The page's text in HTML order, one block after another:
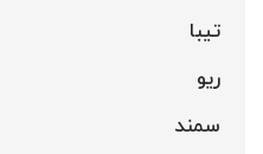
تیبا
ریو
سمند